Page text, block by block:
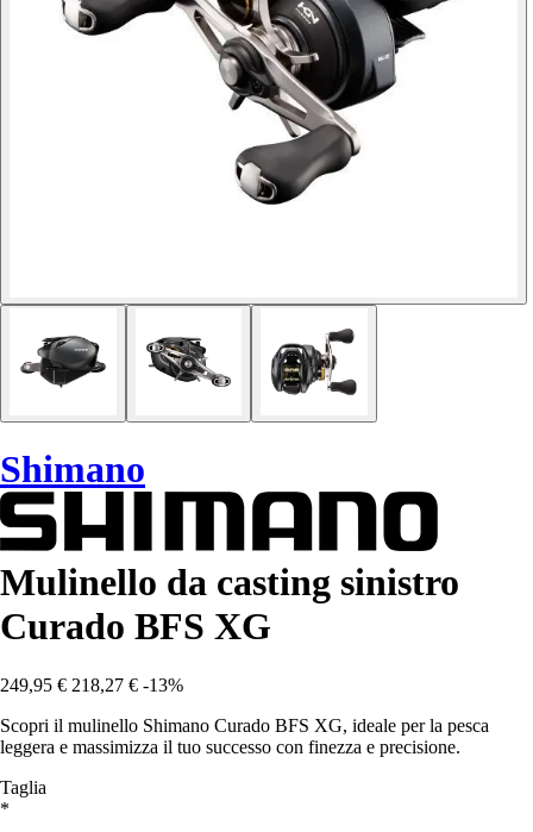
Shimano
Mulinello da casting sinistro
Curado BFS XG
249,95 € 218,27 € -13%
Scopri il mulinello Shimano Curado BFS XG, ideale per la pesca
leggera e massimizza il tuo successo con finezza e precisione.
Taglia
*